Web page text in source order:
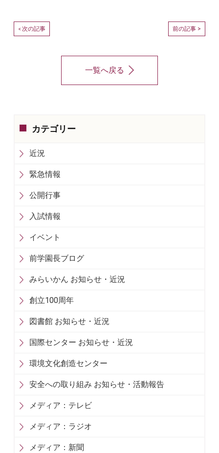
< 次の記事 前の記事 >
一覧へ戻る
カテゴリー
近況
緊急情報
公開行事
入試情報
イベント
前学園長ブログ
みらいかん お知らせ・近況
創立100周年
図書館 お知らせ・近況
国際センター お知らせ・近況
環境文化創造センター
安全への取り組み お知らせ・活動報告
メディア：テレビ
メディア：ラジオ
メディア：新聞